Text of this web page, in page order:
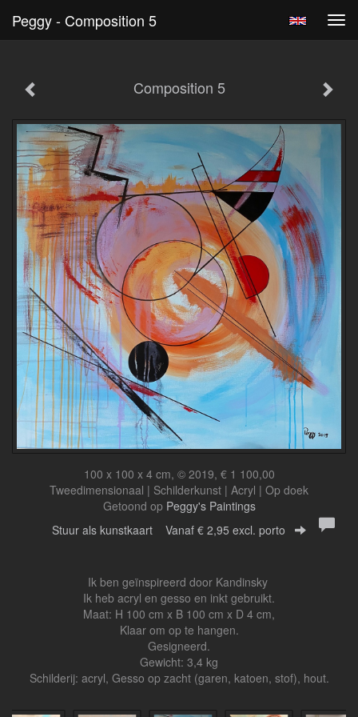
Peggy - Composition 5
Composition 5
100 x 100 x 4 cm, © 2019, € 1 100,00
Tweedimensionaal | Schilderkunst | Acryl | Op doek
Getoond op Peggy's Paintings
Stuur als kunstkaart Vanaf € 2,95 excl. porto
Ik ben geïnspireerd door Kandinsky
Ik heb acryl en gesso en inkt gebruikt.
Maat: H 100 cm x B 100 cm x D 4 cm,
Klaar om op te hangen.
Gesigneerd.
Gewicht: 3,4 kg
Schilderij: acryl, Gesso op zacht (garen, katoen, stof), hout.